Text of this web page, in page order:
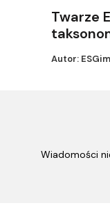
Twarze
Autor:
Wiadomości